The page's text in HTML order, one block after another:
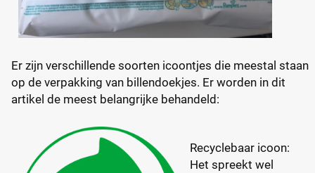
Er zijn verschillende soorten icoontjes die meestal staan
op de verpakking van billendoekjes. Er worden in dit
artikel de meest belangrijke behandeld:
Recyclebaar icoon:
Het spreekt wel